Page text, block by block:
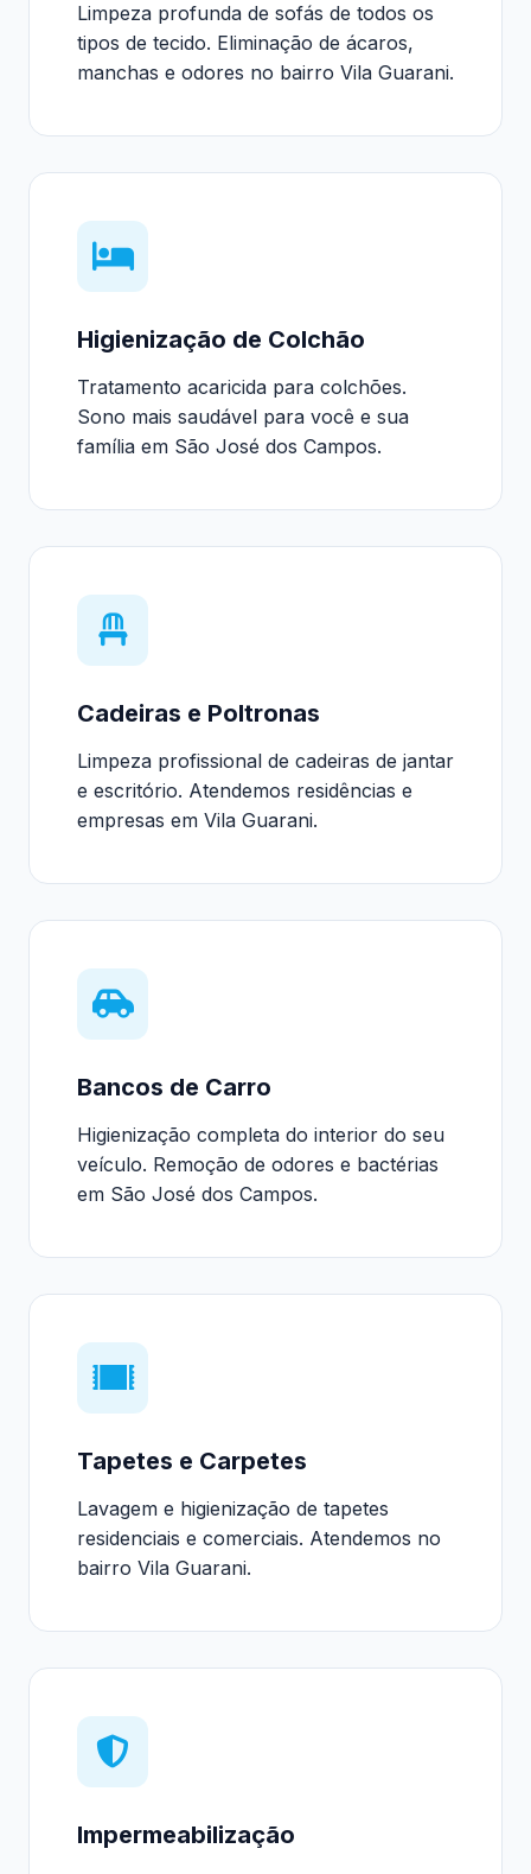
Limpeza profunda de sofás de todos os
tipos de tecido. Eliminação de ácaros,
manchas e odores no bairro Vila Guarani.
Higienização de Colchão
Tratamento acaricida para colchões.
Sono mais saudável para você e sua
família em São José dos Campos.
Cadeiras e Poltronas
Limpeza profissional de cadeiras de jantar
e escritório. Atendemos residências e
empresas em Vila Guarani.
Bancos de Carro
Higienização completa do interior do seu
veículo. Remoção de odores e bactérias
em São José dos Campos.
Tapetes e Carpetes
Lavagem e higienização de tapetes
residenciais e comerciais. Atendemos no
bairro Vila Guarani.
Impermeabilização